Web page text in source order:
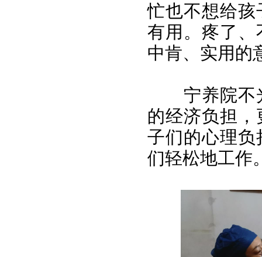
忙也不想给
有用。疼了
中肯、实用的
宁养院不光
的经济负担
子们的心理
们轻松地工作